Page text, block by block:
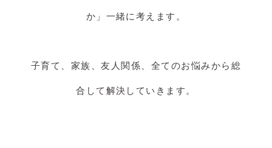
か」一緒に考えます。
子育て、家族、友人関係、全てのお悩みから総
合して解決していきます。